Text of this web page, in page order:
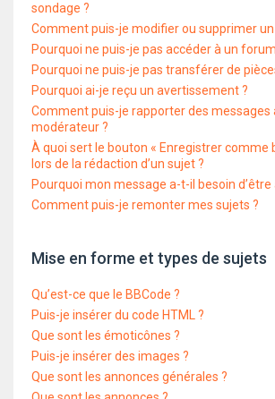
sondage ?
Comment puis-je modifier ou supprimer un
Pourquoi ne puis-je pas accéder à un
Pourquoi ne puis-je pas transférer de
Pourquoi ai-je reçu un avertissement ?
Comment puis-je rapporter des messages
modérateur ?
À quoi sert le bouton « Enregistrer comme
lors de la rédaction d’un sujet ?
Pourquoi mon message a-t-il besoin d’être
Comment puis-je remonter mes sujets ?
Mise en forme et types de sujets
Qu’est-ce que le BBCode ?
Puis-je insérer du code HTML ?
Que sont les émoticônes ?
Puis-je insérer des images ?
Que sont les annonces générales ?